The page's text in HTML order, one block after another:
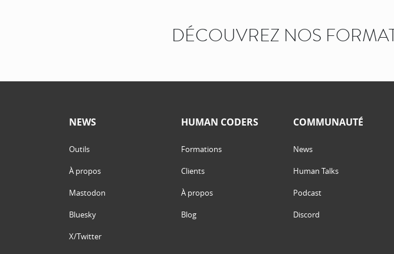
DÉCOUVREZ NOS
NEWS
Outils
À propos
Mastodon
Bluesky
X/Twitter
HUMAN CODERS
Formations
Clients
À propos
Blog
COMMUNAUTÉ
News
Human Talks
Podcast
Discord